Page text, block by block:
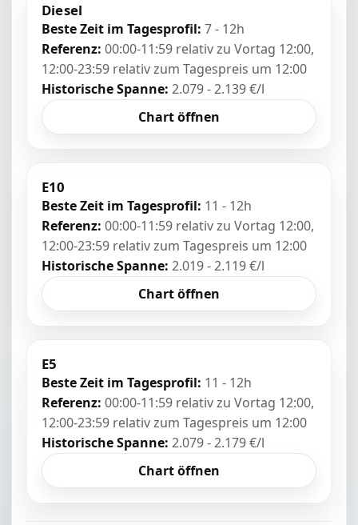
Diesel
Beste Zeit im Tagesprofil: 7 - 12h
Referenz: 00:00-11:59 relativ zu Vortag 12:00,
12:00-23:59 relativ zum Tagespreis um 12:00
Historische Spanne: 2.079 - 2.139 €/l
Chart öffnen
E10
Beste Zeit im Tagesprofil: 11 - 12h
Referenz: 00:00-11:59 relativ zu Vortag 12:00,
12:00-23:59 relativ zum Tagespreis um 12:00
Historische Spanne: 2.019 - 2.119 €/l
Chart öffnen
E5
Beste Zeit im Tagesprofil: 11 - 12h
Referenz: 00:00-11:59 relativ zu Vortag 12:00,
12:00-23:59 relativ zum Tagespreis um 12:00
Historische Spanne: 2.079 - 2.179 €/l
Chart öffnen